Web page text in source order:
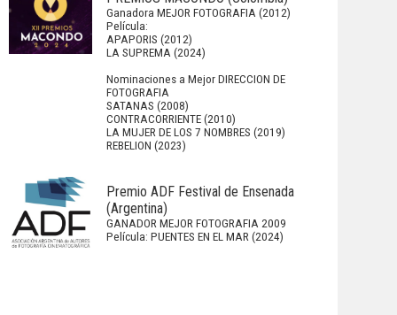
Ganadora MEJOR FOTOGRAFIA (2012)
Película:
APAPORIS (2012)
LA SUPREMA (2024)
Nominaciones a Mejor DIRECCION DE
FOTOGRAFIA
SATANAS (2008)
CONTRACORRIENTE (2010)
LA MUJER DE LOS 7 NOMBRES (2019)
REBELION (2023)
Premio ADF Festival de Ensenada
(Argentina)
GANADOR MEJOR FOTOGRAFIA 2009
Película: PUENTES EN EL MAR (2024)